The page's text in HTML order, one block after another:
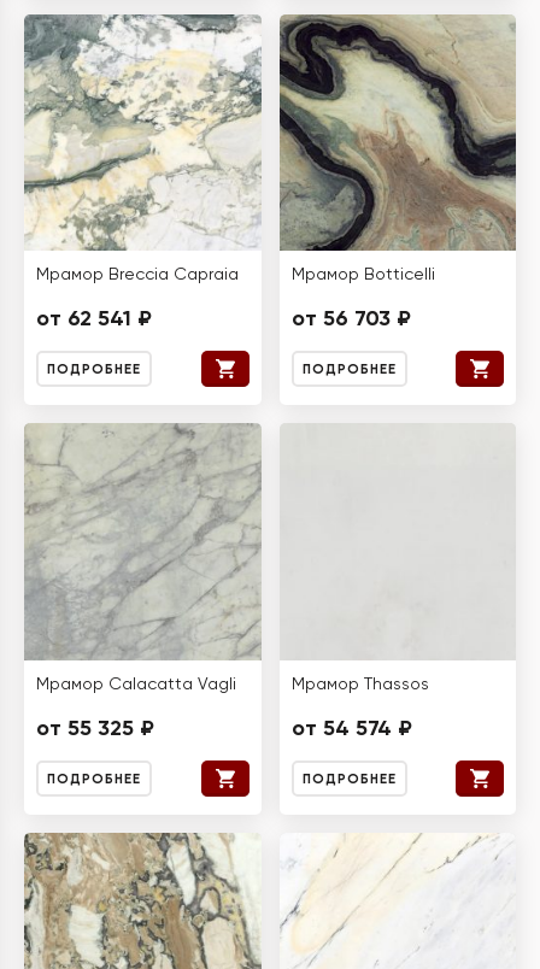
Мрамор Breccia Capraia
от 62 541 ₽
ПОДРОБНЕЕ
Мрамор Botticelli
от 56 703 ₽
ПОДРОБНЕЕ
Мрамор Calacatta Vagli
от 55 325 ₽
ПОДРОБНЕЕ
Мрамор Thassos
от 54 574 ₽
ПОДРОБНЕЕ